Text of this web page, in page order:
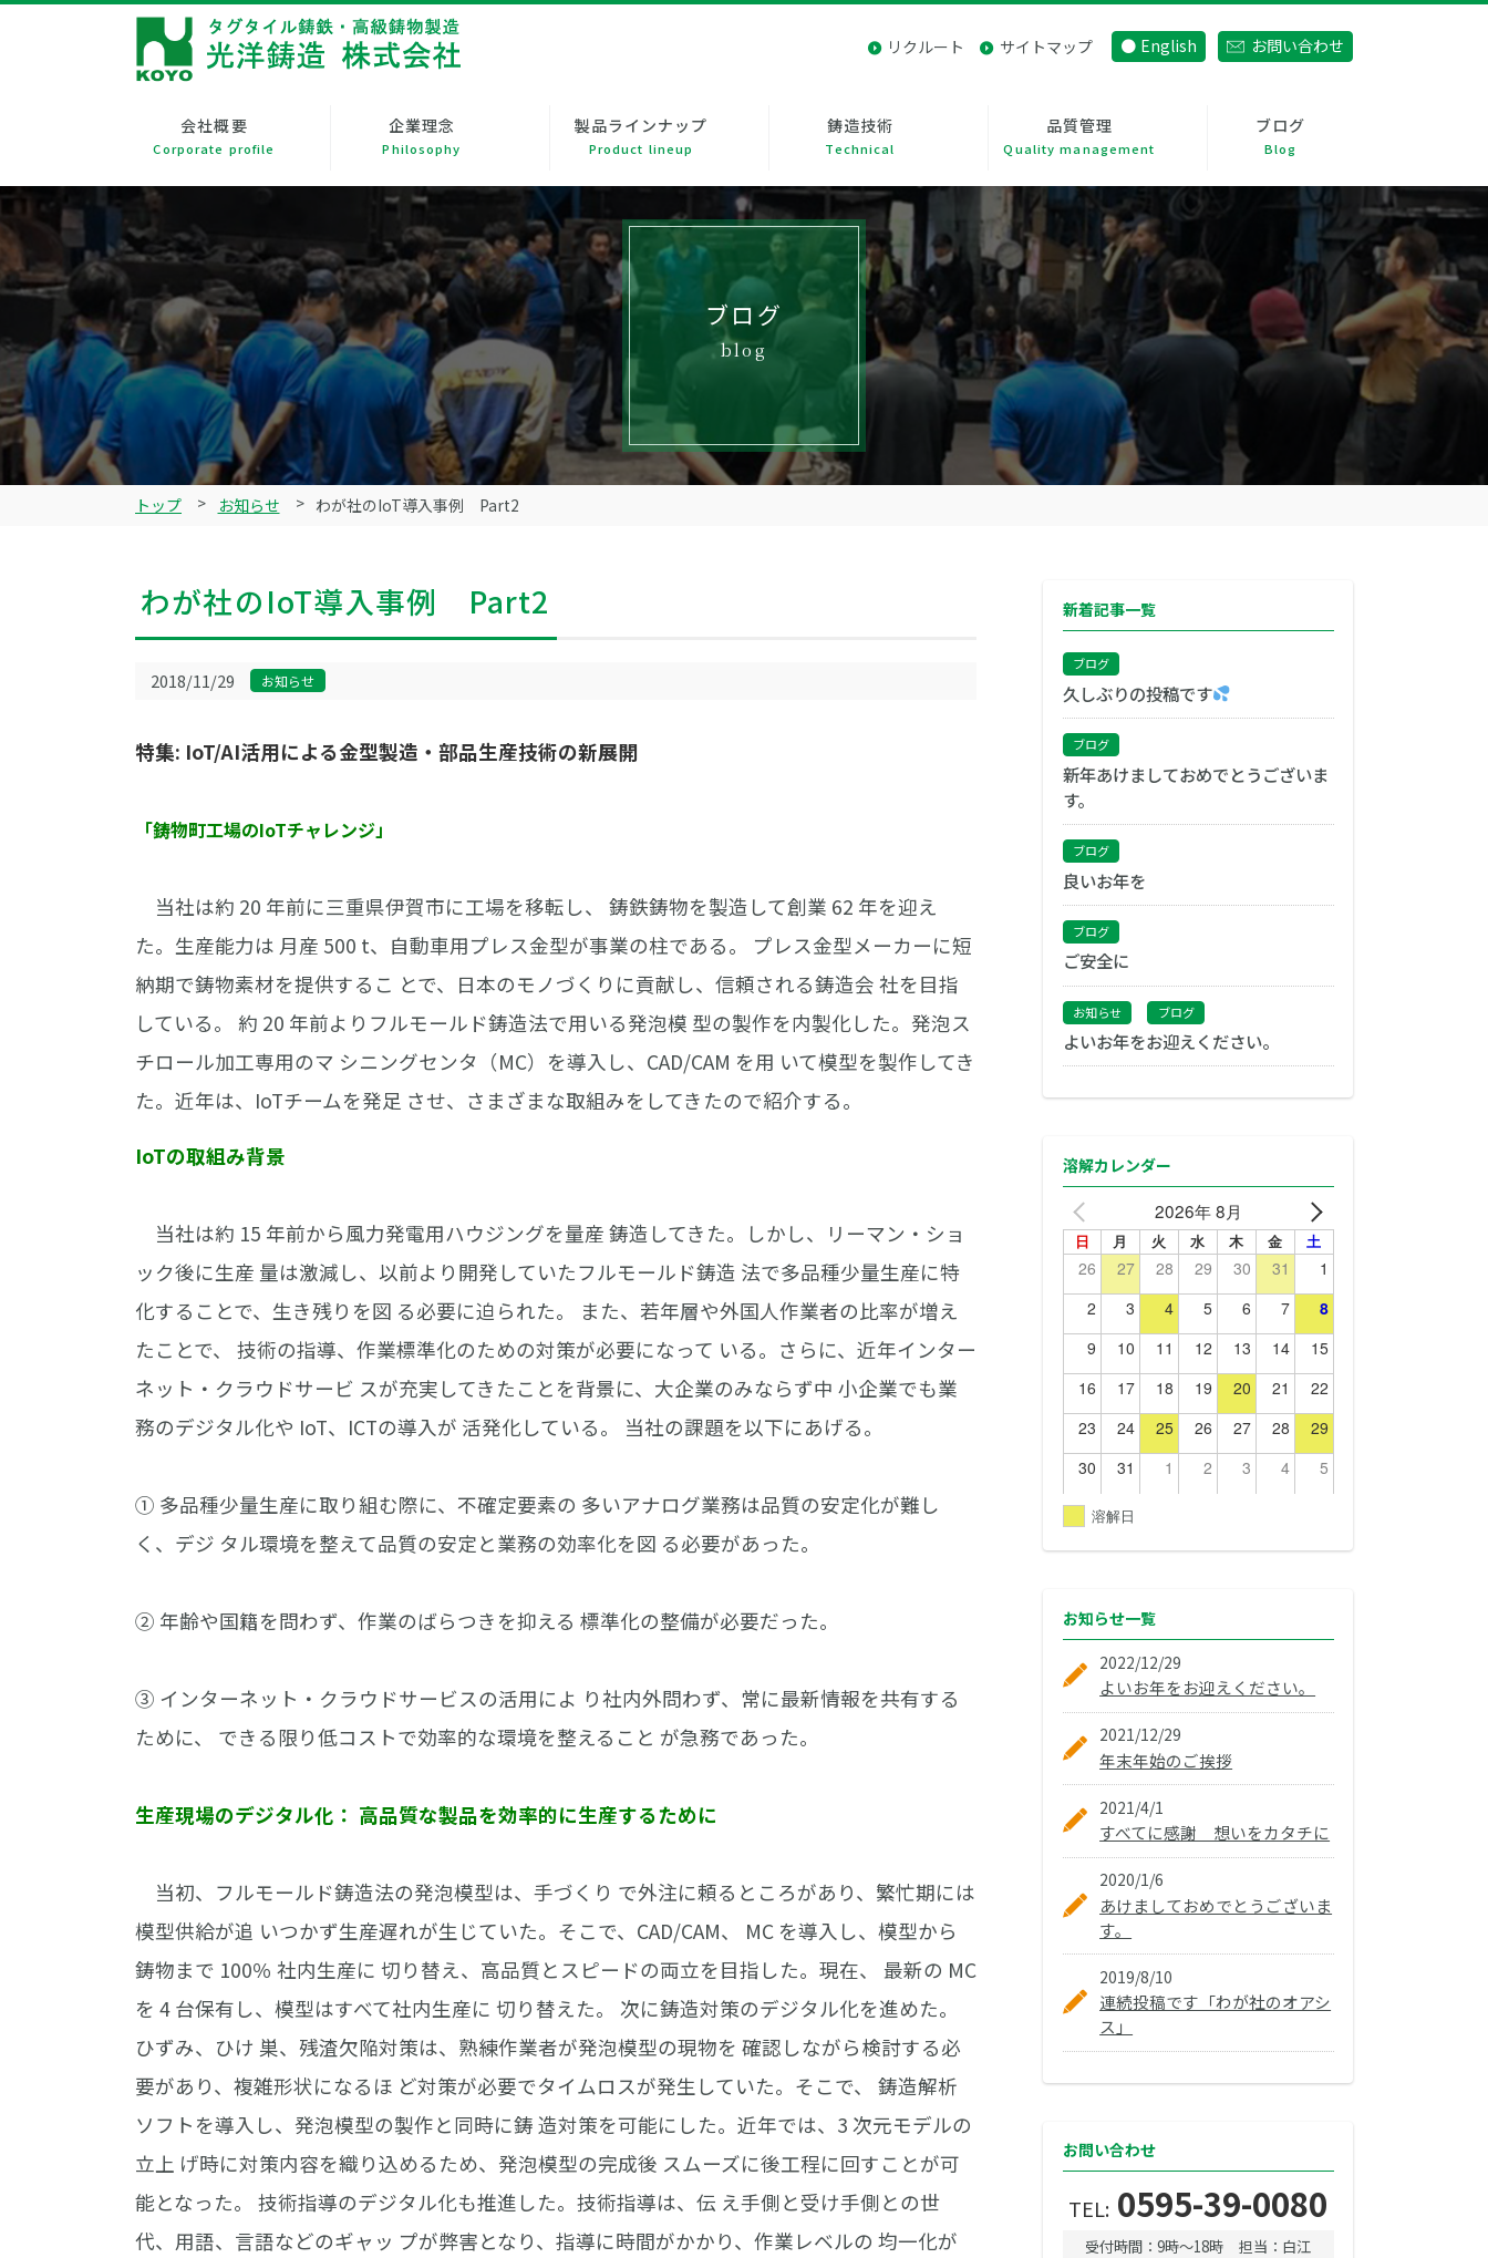
リクルート サイトマップ English お問い合わせ
会社概要
Corporate profile
企業理念
Philosophy
製品ラインナップ
Product lineup
鋳造技術
Technical
品質管理
Quality management
ブログ
Blog
ブログ
blog
トップ お知らせ わが社のIoT導入事例 Part2
わが社のIoT導入事例 Part2
2018/11/29 お知らせ
特集: IoT/AI活用による金型製造・部品生産技術の新展開
「鋳物町工場のIoTチャレンジ」
当社は約 20 年前に三重県伊賀市に工場を移転し、 鋳鉄鋳物を製造して創業 62 年を迎え
た。生産能力は 月産 500 t、自動車用プレス金型が事業の柱である。 プレス金型メーカーに短
納期で鋳物素材を提供するこ とで、日本のモノづくりに貢献し、信頼される鋳造会 社を目指
している。 約 20 年前よりフルモールド鋳造法で用いる発泡模 型の製作を内製化した。発泡ス
チロール加工専用のマ シニングセンタ（MC）を導入し、CAD/CAM を用 いて模型を製作してき
た。近年は、IoTチームを発足 させ、さまざまな取組みをしてきたので紹介する。
IoTの取組み背景
当社は約 15 年前から風力発電用ハウジングを量産 鋳造してきた。しかし、リーマン・ショ
ック後に生産 量は激減し、以前より開発していたフルモールド鋳造 法で多品種少量生産に特
化することで、生き残りを図 る必要に迫られた。 また、若年層や外国人作業者の比率が増え
たことで、 技術の指導、作業標準化のための対策が必要になって いる。さらに、近年インター
ネット・クラウドサービ スが充実してきたことを背景に、大企業のみならず中 小企業でも業
務のデジタル化や IoT、ICTの導入が 活発化している。 当社の課題を以下にあげる。
① 多品種少量生産に取り組む際に、不確定要素の 多いアナログ業務は品質の安定化が難し
く、デジ タル環境を整えて品質の安定と業務の効率化を図 る必要があった。
② 年齢や国籍を問わず、作業のばらつきを抑える 標準化の整備が必要だった。
③ インターネット・クラウドサービスの活用によ り社内外問わず、常に最新情報を共有する
ために、 できる限り低コストで効率的な環境を整えること が急務であった。
生産現場のデジタル化： 高品質な製品を効率的に生産するために
当初、フルモールド鋳造法の発泡模型は、手づくり で外注に頼るところがあり、繁忙期には
模型供給が追 いつかず生産遅れが生じていた。そこで、CAD/CAM、 MC を導入し、模型から
鋳物まで 100％ 社内生産に 切り替え、高品質とスピードの両立を目指した。現在、 最新の MC
を 4 台保有し、模型はすべて社内生産に 切り替えた。 次に鋳造対策のデジタル化を進めた。
ひずみ、ひけ 巣、残渣欠陥対策は、熟練作業者が発泡模型の現物を 確認しながら検討する必
要があり、複雑形状になるほ ど対策が必要でタイムロスが発生していた。そこで、 鋳造解析
ソフトを導入し、発泡模型の製作と同時に鋳 造対策を可能にした。近年では、3 次元モデルの
立上 げ時に対策内容を織り込めるため、発泡模型の完成後 スムーズに後工程に回すことが可
能となった。 技術指導のデジタル化も推進した。技術指導は、伝 え手側と受け手側との世
代、用語、言語などのギャッ プが弊害となり、指導に時間がかかり、作業レベルの 均一化が
新着記事一覧
ブログ
久しぶりの投稿です
ブログ
新年あけましておめでとうございま
す。
ブログ
良いお年を
ブログ
ご安全に
お知らせ ブログ
よいお年をお迎えください。
溶解カレンダー
2026年 8月
日 月 火 水 木 金 土
26 27 28 29 30 31
1
2
3 4 5 6 7
8
9
10 11 12 13 14
15
16
17 18 19 20 21
22
23
24 25 26 27 28
29
30
31 1 2 3 4 5
溶解日
お知らせ一覧
2022/12/29
よいお年をお迎えください。
2021/12/29
年末年始のご挨拶
2021/4/1
すべてに感謝 想いをカタチに
2020/1/6
あけましておめでとうございま
す。
2019/8/10
連続投稿です「わが社のオアシ
ス」
お問い合わせ
TEL: 0595-39-0080
受付時間：9時〜18時 担当：白江